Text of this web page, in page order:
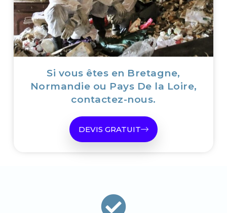
Si vous êtes en Bretagne,
Normandie ou Pays De la Loire,
contactez-nous.
DEVIS GRATUIT